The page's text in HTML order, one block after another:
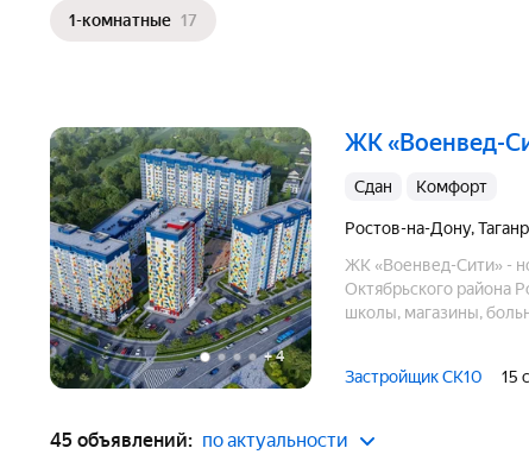
1-комнатные 17
ЖК «Военвед-
Сдан комфорт
Ростов-на-Дону,
ЖК «Военвед-Сити» -
Октябрьского района
школы, магазины,
Застройщик СК10 15
+4
45 объявлений: по актуальности